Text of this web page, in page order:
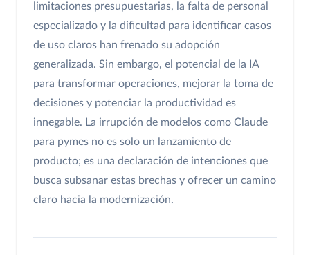
limitaciones presupuestarias, la falta de personal
especializado y la dificultad para identificar casos
de uso claros han frenado su adopción
generalizada. Sin embargo, el potencial de la IA
para transformar operaciones, mejorar la toma de
decisiones y potenciar la productividad es
innegable. La irrupción de modelos como Claude
para pymes no es solo un lanzamiento de
producto; es una declaración de intenciones que
busca subsanar estas brechas y ofrecer un camino
claro hacia la modernización.